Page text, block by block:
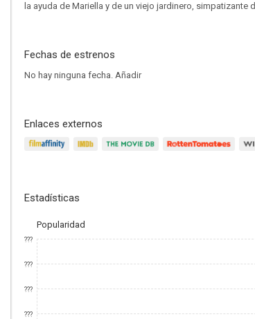
la ayuda de Mariella y de un viejo jardinero,
Fechas de estrenos
No hay ninguna fecha. Añadir
Enlaces externos
Estadísticas
Popularidad
???
???
???
???